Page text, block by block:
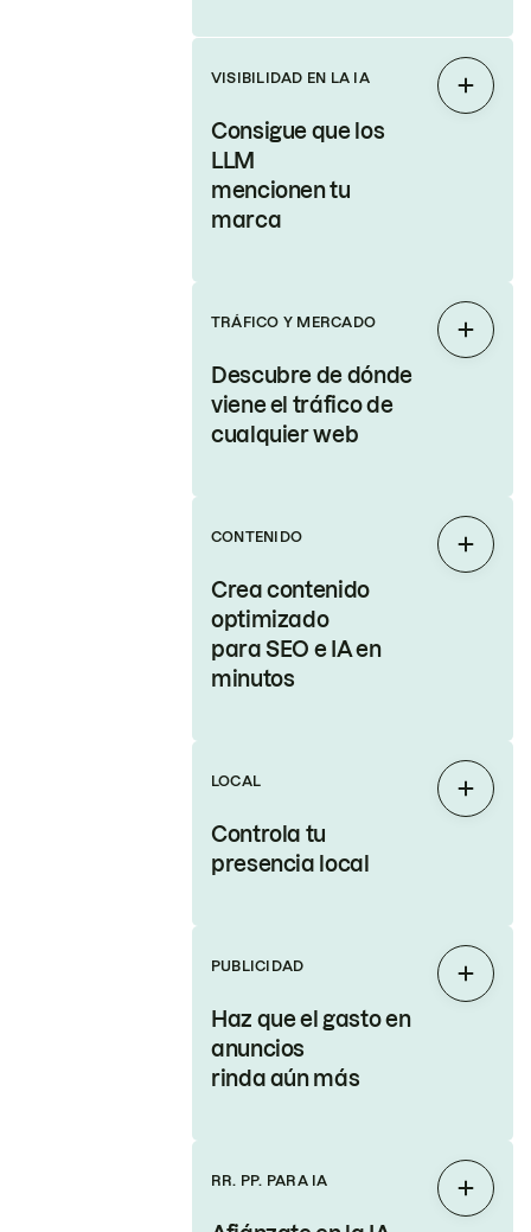
VISIBILIDAD EN LA IA
Consigue que los
LLM
mencionen tu
marca
TRÁFICO Y MERCADO
Descubre de dónde
viene el tráfico de
cualquier web
CONTENIDO
Crea contenido
optimizado
para SEO e IA en
minutos
LOCAL
Controla tu
presencia local
PUBLICIDAD
Haz que el gasto en
anuncios
rinda aún más
RR. PP. PARA IA